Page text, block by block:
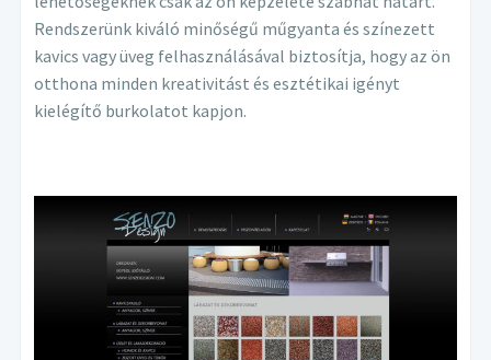
Rendszerünk kiváló minőségű műgyanta és színezett
kavics vagy üveg felhasználásával biztosítja, hogy az ön
otthona minden kreativitást és esztétikai igényt
kielégítő burkolatot kapjon.